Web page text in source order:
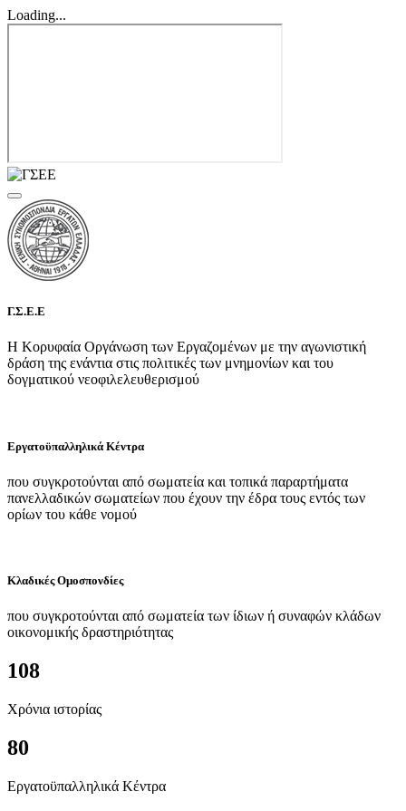
Loading...
Γ.Σ.Ε.Ε
Η Κορυφαία Οργάνωση των Εργαζομένων με την αγωνιστική
δράση της ενάντια στις πολιτικές των μνημονίων και του
δογματικού νεοφιλελευθερισμού
Εργατοϋπαλληλικά Κέντρα
που συγκροτούνται από σωματεία και τοπικά παραρτήματα
πανελλαδικών σωματείων που έχουν την έδρα τους εντός των
ορίων του κάθε νομού
Κλαδικές Ομοσπονδίες
που συγκροτούνται από σωματεία των ίδιων ή συναφών κλάδων
οικονομικής δραστηριότητας
108
Χρόνια ιστορίας
80
Εργατοϋπαλληλικά Κέντρα